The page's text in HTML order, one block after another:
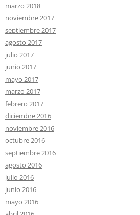
marzo 2018
noviembre 2017
septiembre 2017
agosto 2017
julio 2017
junio 2017
mayo 2017
marzo 2017
febrero 2017
diciembre 2016
noviembre 2016
octubre 2016
septiembre 2016
agosto 2016
julio 2016
junio 2016
mayo 2016